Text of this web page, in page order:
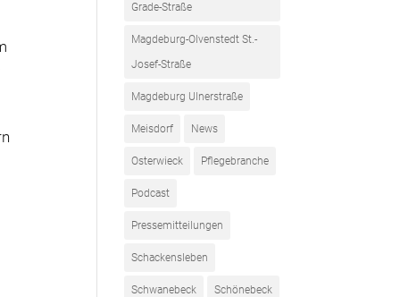
Grade-Straße
Magdeburg-Olvenstedt St.-
Josef-Straße
Magdeburg Ulnerstraße
Meisdorf News
Osterwieck Pflegebranche
Podcast
Pressemitteilungen
Schackensleben
Schwanebeck Schönebeck